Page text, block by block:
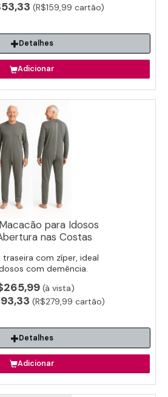
(R$159,99 cartão)
Detalhes
Adicionar
para Idosos
nas Costas
traseira com zíper, ideal
com demência.
(à vista)
(R$279,99 cartão)